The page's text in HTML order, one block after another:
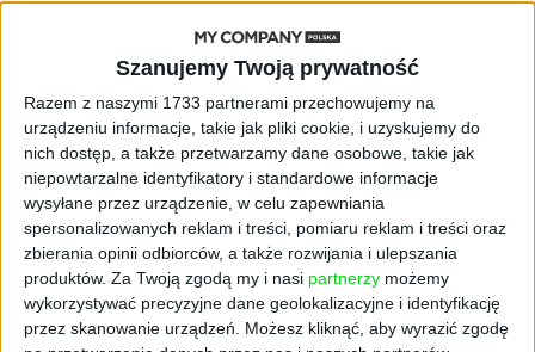
Szanujemy Twoją prywatność
Razem z naszymi 1733 partnerami przechowujemy na
urządzeniu informacje, takie jak pliki cookie, i uzyskujemy do
nich dostęp, a także przetwarzamy dane osobowe, takie jak
niepowtarzalne identyfikatory i standardowe informacje
wysyłane przez urządzenie, w celu zapewniania
spersonalizowanych reklam i treści, pomiaru reklam i treści oraz
zbierania opinii odbiorców, a także rozwijania i ulepszania
produktów. Za Twoją zgodą my i nasi partnerzy możemy
wykorzystywać precyzyjne dane geolokalizacyjne i identyfikację
przez skanowanie urządzeń. Możesz kliknąć, aby wyrazić zgodę
szkoleniu. Ważne, aby pamiętać, że sztuczna
inteligencja – pod warunkiem, że jest dobrze
przeszkolona – jest w stanie podejmować
trafne decyzje, gdy udostępnia się jej nowe
dane, i potrafi skorygować swoje zachowanie,
gdy jest to konieczne.
Wykształcenie cyfrowego umysłu
umożliwiającego współpracę z inteligentną
maszyną w roli członka zespołu oznacza, że
jej ufasz i wierzysz, że jej sugestie są trafne,